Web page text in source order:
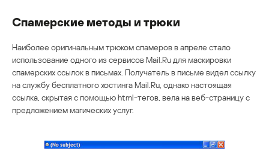
Спамерские методы и трюки
Наиболее оригинальным трюком спамеров в апреле стало
использование одного из сервисов Mail.Ru для маскировки
спамерских ссылок в письмах. Получатель в письме видел ссылку
на службу бесплатного хостинга Mail.Ru, однако настоящая
ссылка, скрытая с помощью html-тегов, вела на веб-страницу с
предложением магических услуг.